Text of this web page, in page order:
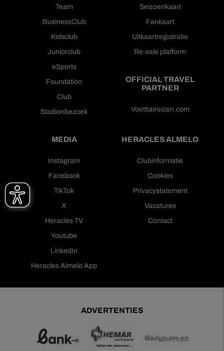
Team
BusinessClub
Kidsclub
Juniorclub
eSports
Foundation
Club
Stadionbezoek
Seizoenkaart
Fankaart
Uitkaartregistratie
Re-sale platform
OFFICIAL TRAVEL
PARTNER
Voetbalreizen.com
MEDIA
Instagram
Facebook
TikTok
X
Heracles TV
Youtube
LinkedIn
Heracles Almelo App
HERACLES ALMELO
Clubinformatie
Cookies
Privacystatement
Vacatures
Contact
ADVERTENTIES